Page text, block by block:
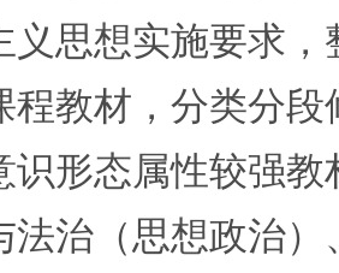
义思想实施要求
程教材，分类分
识形态属性较强
法治（思想政治